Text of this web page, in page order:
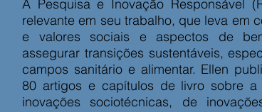
A Pesquisa e Inovação Responsável
relevante em seu trabalho, que leva em
e valores sociais e aspectos de
assegurar transições sustentáveis,
campos sanitário e alimentar. Ellen
80 artigos e capítulos de livro sobre a
inovações sociotécnicas, de